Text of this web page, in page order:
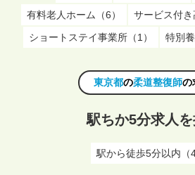
有料老人ホーム（6）
サービス付き
ショートステイ事業所（1）
特別
東京都の柔道整復師の
駅ちか5分求人
駅から徒歩5分以内（